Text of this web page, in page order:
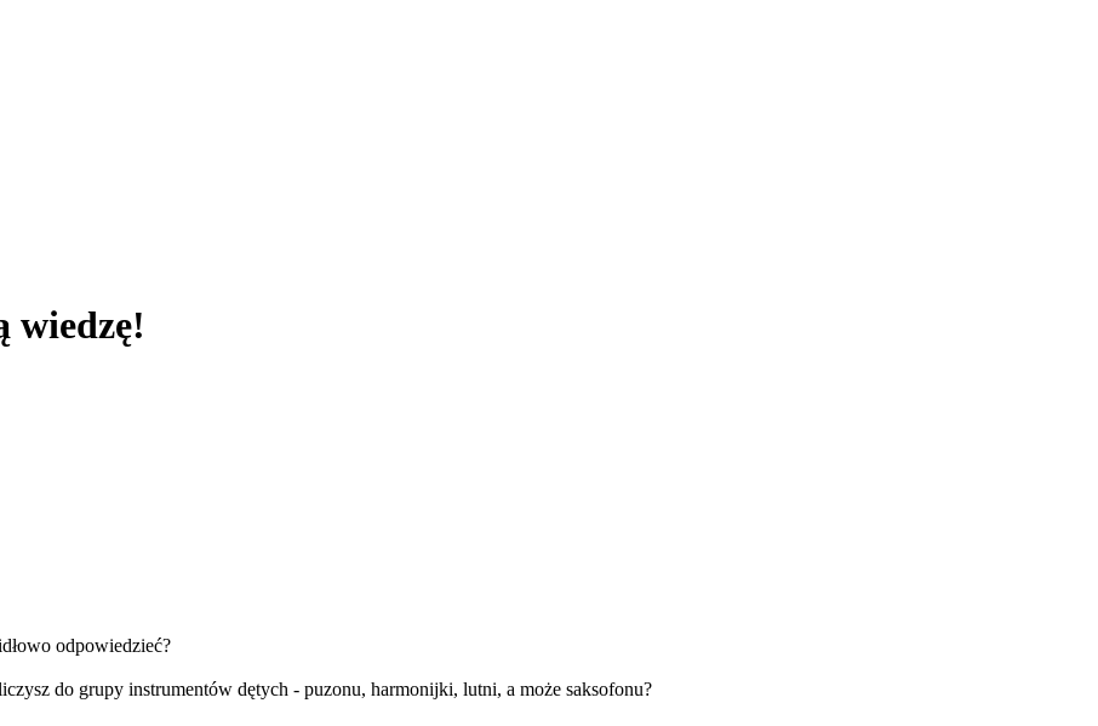
wiedzę!
odpowiedzieć?
do grupy instrumentów dętych - puzonu, harmonijki, lutni, a może saksofonu?